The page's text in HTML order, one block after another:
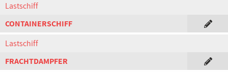
Lastschiff
CONTAINERSCHIFF
Lastschiff
FRACHTDAMPFER